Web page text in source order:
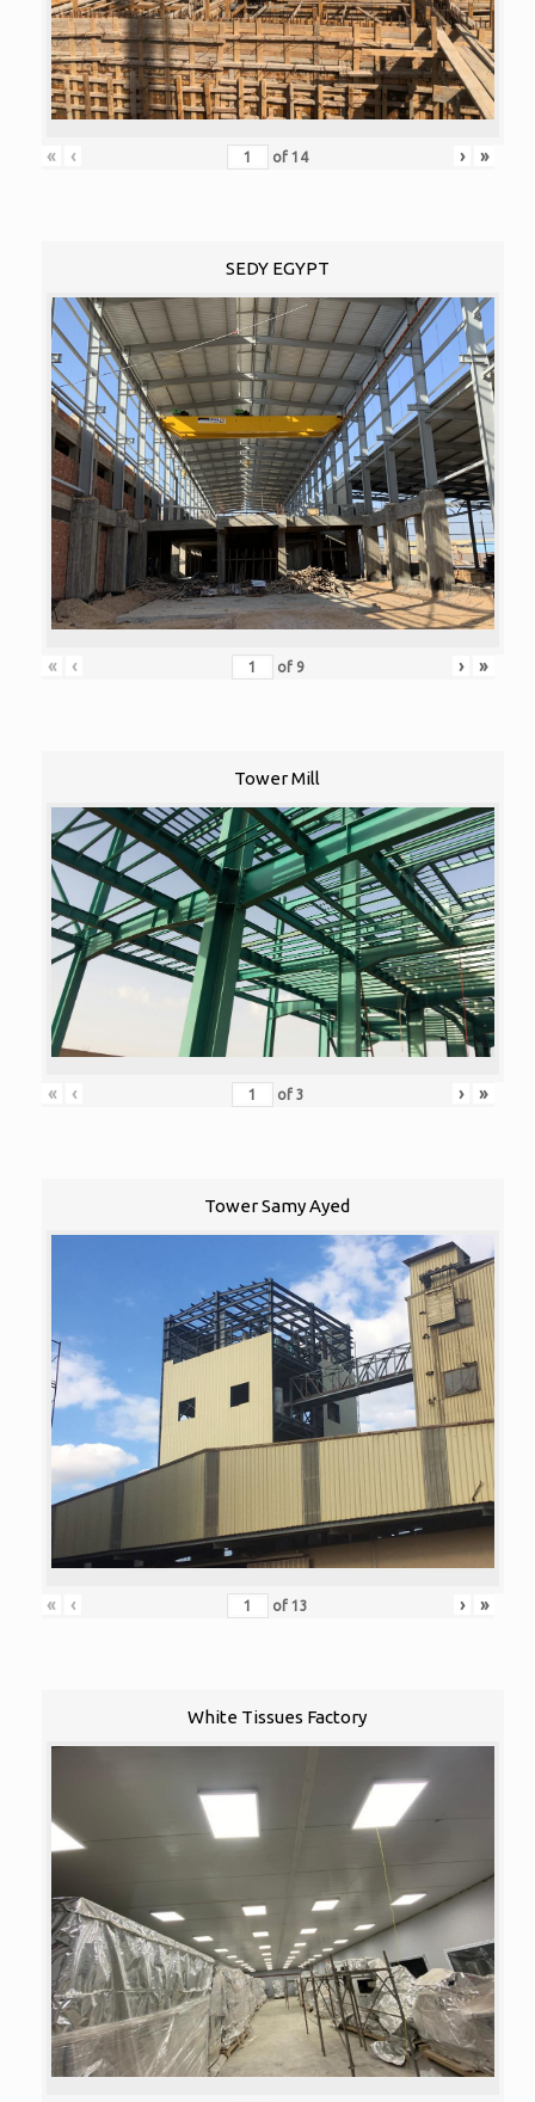
« ‹ of 14 › »
SEDY EGYPT
« ‹ of 9 › »
Tower Mill
« ‹ of 3 › »
Tower Samy Ayed
« ‹ of 13 › »
White Tissues Factory